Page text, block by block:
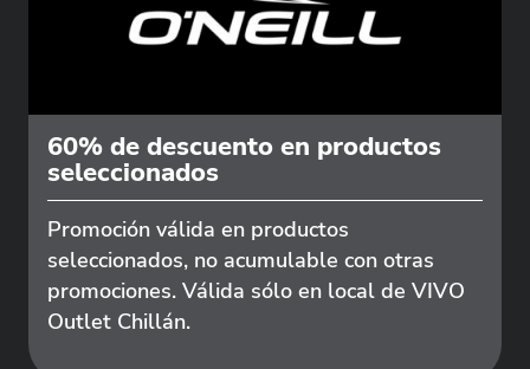
60% de descuento en productos
seleccionados
Promoción válida en productos
seleccionados, no acumulable con otras
promociones. Válida sólo en local de VIVO
Outlet Chillán.